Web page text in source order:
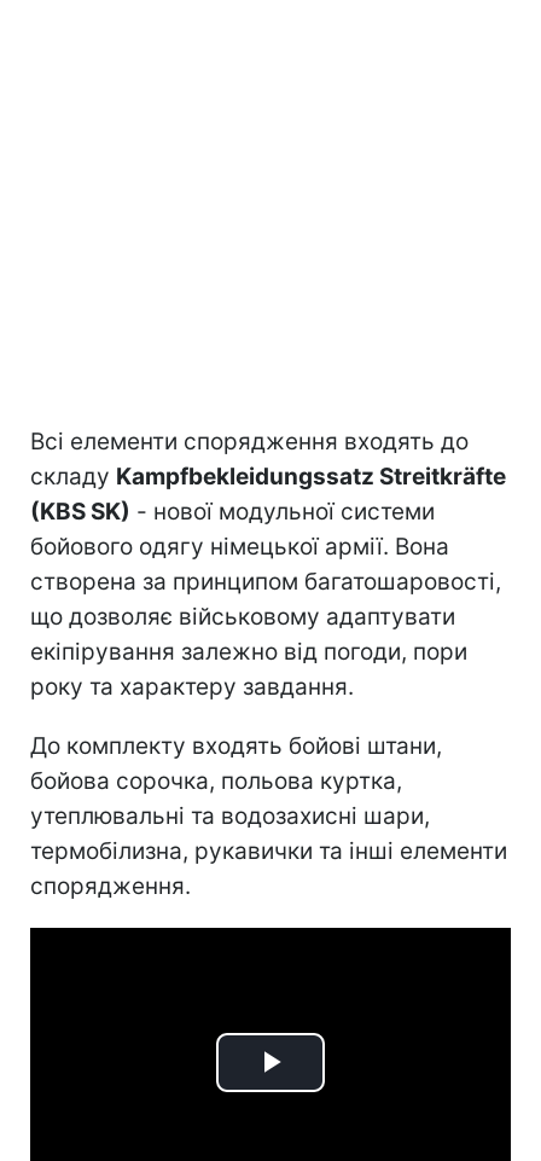
Всі елементи спорядження входять до
складу Kampfbekleidungssatz Streitkräfte
(KBS SK) - нової модульної системи
бойового одягу німецької армії. Вона
створена за принципом багатошаровості,
що дозволяє військовому адаптувати
екіпірування залежно від погоди, пори
року та характеру завдання.
До комплекту входять бойові штани,
бойова сорочка, польова куртка,
утеплювальні та водозахисні шари,
термобілизна, рукавички та інші елементи
спорядження.
Play